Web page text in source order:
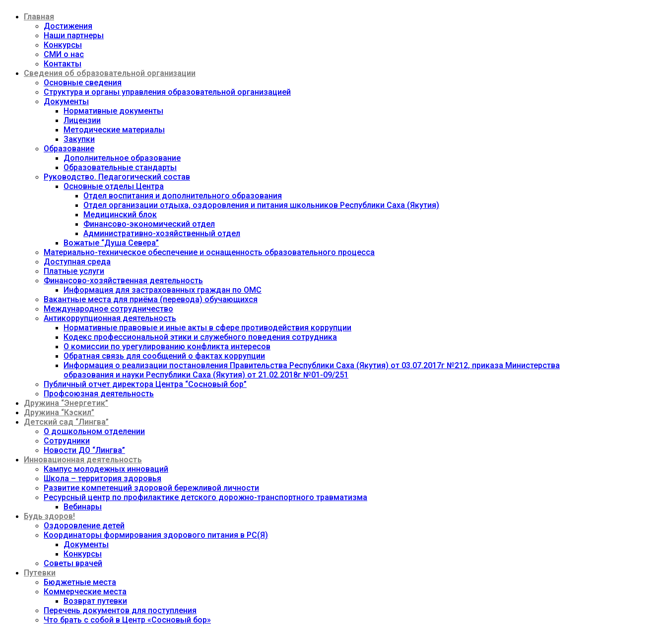
содержимому
Главная
Достижения
Наши партнеры
Конкурсы
СМИ о нас
Контакты
Сведения об образовательной организации
Основные сведения
Структура и органы управления образовательной организацией
Документы
Нормативные документы
Лицензии
Методические материалы
Закупки
Образование
Дополнительное образование
Образовательные стандарты
Руководство. Педагогический состав
Основные отделы Центра
Отдел воспитания и дополнительного образования
Отдел организации отдыха, оздоровления и питания школьников Республики Саха (Якутия)
Медицинский блок
Финансово-экономический отдел
Административно-хозяйственный отдел
Вожатые “Душа Севера”
Материально-техническое обеспечение и оснащенность образовательного процесса
Доступная среда
Платные услуги
Финансово-хозяйственная деятельность
Информация для застрахованных граждан по ОМС
Вакантные места для приёма (перевода) обучающихся
Международное сотрудничество
Антикоррупционная деятельность
Нормативные правовые и иные акты в сфере противодействия коррупции
Кодекс профессиональной этики и служебного поведения сотрудника
О комиссии по урегулированию конфликта интересов
Обратная связь для сообщений о фактах коррупции
Информация о реализации постановления Правительства Республики Саха (Якутия) от 03.07.2017г №212, приказа Министерства
образования и науки Республики Саха (Якутия) от 21.02.2018г №01-09/251
Публичный отчет директора Центра “Сосновый бор”
Профсоюзная деятельность
Дружина “Энергетик”
Дружина “Кэскил”
Детский сад “Лингва”
О дошкольном отделении
Сотрудники
Новости ДО “Лингва”
Инновационная деятельность
Кампус молодежных инноваций
Школа – территория здоровья
Развитие компетенций здоровой бережливой личности
Ресурсный центр по профилактике детского дорожно-транспортного травматизма
Вебинары
Будь здоров!
Оздоровление детей
Координаторы формирования здорового питания в РС(Я)
Документы
Конкурсы
Советы врачей
Путевки
Бюджетные места
Коммерческие места
Возврат путевки
Перечень документов для поступления
Что брать с собой в Центр «Сосновый бор»